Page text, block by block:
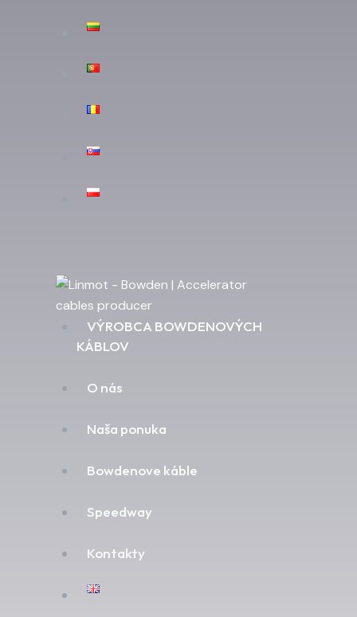
VÝROBCA BOWDENOVÝCH
KÁBLOV
O nás
Naša ponuka
Bowdenove káble
Speedway
Kontakty